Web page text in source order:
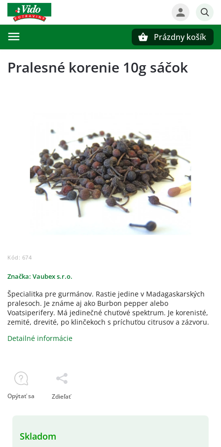
Prázdny košík
Pralesné korenie 10g sáčok
Kód: 674
Značka: Vaubex s.r.o.
Skladom
Špecialitka pre gurmánov. Rastie jedine v Madagaskarských
pralesoch. Je známe aj ako Burbon pepper alebo
Voatsiperifery. Má jedinečné chuťové spektrum. Je korenisté,
zemité, drevité, po klinčekoch s príchuťou citrusov a zázvoru.
Detailné informácie
Opýtať sa Zdieľať